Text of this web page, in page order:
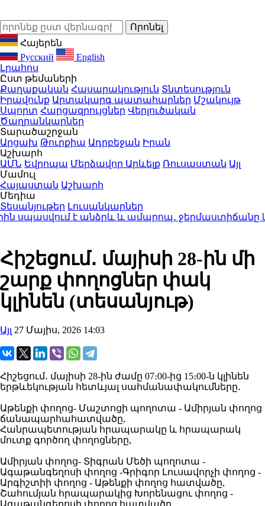
Հայերեն
Русский
English
Լրահոս
Ըստ թեմաների
Քաղաքական Հասարակություն Տնտեսություն
Իրավունք Արտակարգ պատահարներ Մշակույթ
Սպորտ Հարցազրույցներ Վերլուծական
Ծաղրանկարներ
Տարածաշրջան
Արցախ Թուրքիա Ադրբեջան Իրան
Աշխարհ
ԱՄՆ Եվրոպա Մերձավոր Արևելք Ռուսաստան Այլ
Մամուլ
Հայաստան Աշխարհ
Մեդիա
Տեսանյութեր Լուսանկարներ
է անձրև և ամպրոպ․ ջերմաստիճանը
Հիշեցում․ մայիսի 28-ին մի
շարք փողոցներ փակ
կլինեն (տեսանյութ)
Այլ 27 Մայիս, 2026 14:03
Հիշեցում․ մայիսի 28-ին ժամը 07։00-ից 15։00-ն կլինեն
երթևեկության հետևյալ սահմանափակումները․
Աթենքի փողոց- Մաշտոցի պողոտա - Ամիրյան փողոց
ճանապարհահատվածը,
Հանրապետության հրապարակը և հրապարակ
մուտք գործող փողոցները,
Ամիրյան փողոց- Տիգրան Մեծի պողոտա -
Ագաթանգեղոսի փողոց -Գրիգոր Լուսավորչի փողոց -
Արգիշտիի փողոց - Աթենքի փողոց հատվածը,
Շահումյան հրապարակից Խորենացու փողոց -
Ագաթանգեղոսի փողոց հատվածը,